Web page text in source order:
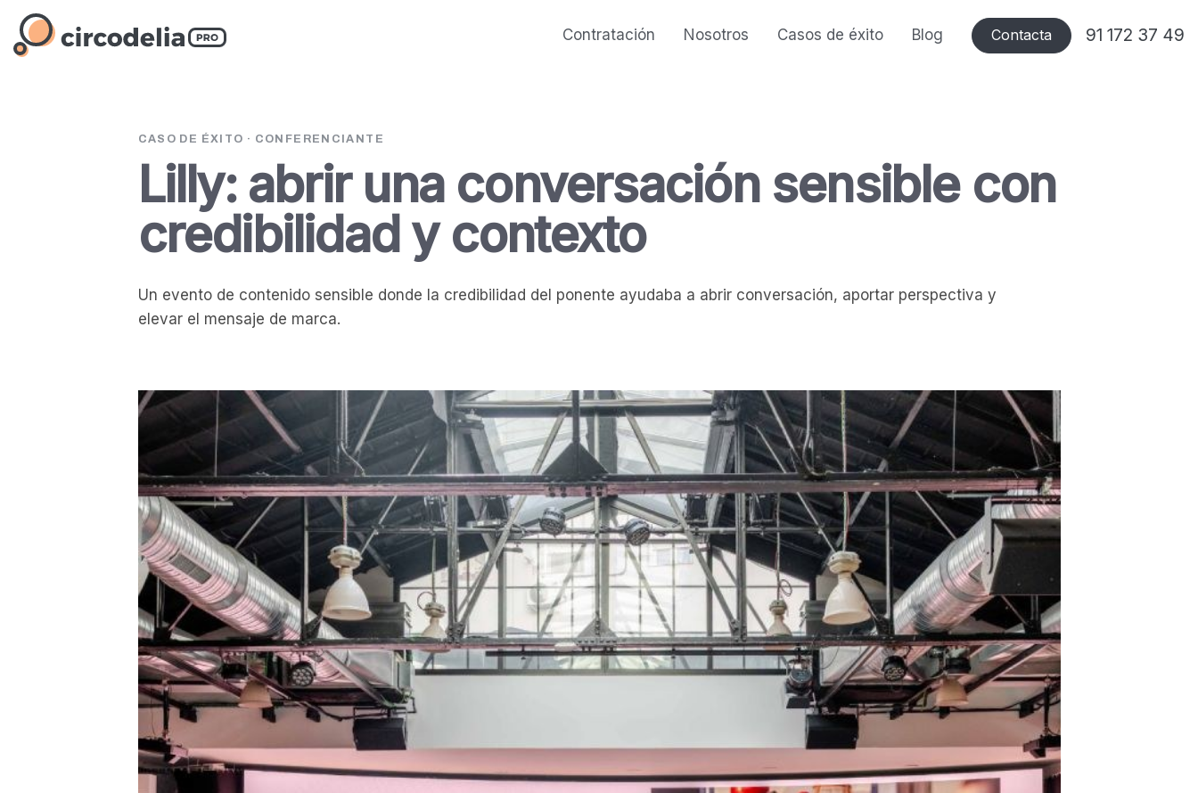
Contratación Nosotros Casos de éxito Blog Contacta 91 172 37 49
CASO DE ÉXITO · CONFERENCIANTE
Lilly: abrir una conversación sensible con
credibilidad y contexto
Un evento de contenido sensible donde la credibilidad del ponente ayudaba a abrir conversación, aportar perspectiva y
elevar el mensaje de marca.